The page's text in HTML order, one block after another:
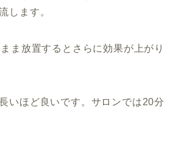
します。
ま放置するとさらに効果が上がり
いほど良いです。サロンでは20分